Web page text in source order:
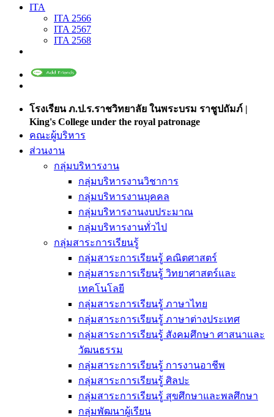
ITA
ITA 2566
ITA 2567
ITA 2568
โรงเรียน ภ.ป.ร.ราชวิทยาลัย ในพระบรม ราชูปถัมภ์ |
King's College under the royal patronage
คณะผู้บริหาร
ส่วนงาน
กลุ่มบริหารงาน
กลุ่มบริหารงานวิชาการ
กลุ่มบริหารงานบุคคล
กลุ่มบริหารงานงบประมาณ
กลุ่มบริหารงานทั่วไป
กลุ่มสาระการเรียนรู้
กลุ่มสาระการเรียนรู้ คณิตศาสตร์
กลุ่มสาระการเรียนรู้ วิทยาศาสตร์และ
เทคโนโลยี
กลุ่มสาระการเรียนรู้ ภาษาไทย
กลุ่มสาระการเรียนรู้ ภาษาต่างประเทศ
กลุ่มสาระการเรียนรู้ สังคมศึกษา ศาสนาและ
วัฒนธรรม
กลุ่มสาระการเรียนรู้ การงานอาชีพ
กลุ่มสาระการเรียนรู้ ศิลปะ
กลุ่มสาระการเรียนรู้ สุขศึกษาและพลศึกษา
กลุ่มพัฒนาผู้เรียน